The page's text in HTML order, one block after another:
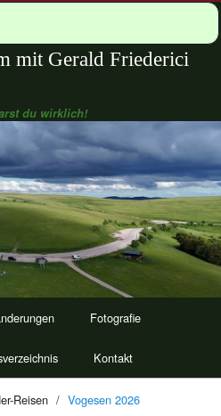
mit Gerald Friederici
du wirklich!
Fotografie
Kontakt
Reisen / Vogesen 2026